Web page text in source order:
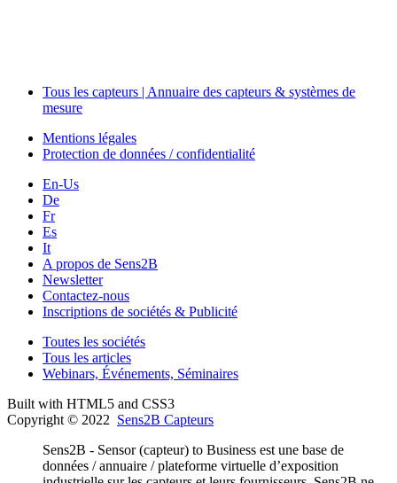
Tous les capteurs | Annuaire des capteurs & systèmes de
mesure
Mentions légales
Protection de données / confidentialité
En-Us
De
Fr
Es
It
A propos de Sens2B
Newsletter
Contactez-nous
Inscriptions de sociétés & Publicité
Toutes les sociétés
Tous les articles
Webinars, Événements, Séminaires
Built with HTML5 and CSS3
Copyright © 2022 Sens2B Capteurs
Sens2B - Sensor (capteur) to Business est une base de
données / annuaire / plateforme virtuelle d’exposition